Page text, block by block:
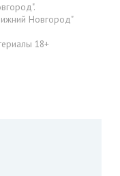
Новгород"
18+